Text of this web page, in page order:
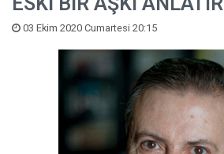
03 Ekim 2020 Cumartesi 20:15